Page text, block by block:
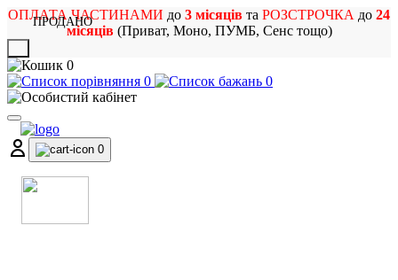
ОПЛАТА ЧАСТИНАМИ до 3 місяців та РОЗСТРОЧКА до 24
місяців(Приват, Моно, ПУМБ, Сенс тощо)
0
0
0
0
ПРОДАНО